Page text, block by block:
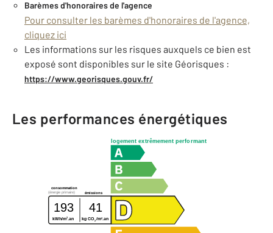
Barèmes d'honoraires de l'agence
Pour consulter les barèmes d'honoraires de l'agence,
cliquez ici
Les informations sur les risques auxquels ce bien est
exposé sont disponibles sur le site Géorisques :
https://www.georisques.gouv.fr/
Les performances énergétiques
logement extrêmement performant
consommation
émissions
(énergie primaire)
193 41
kWh/m2.an kg CO2 /m2 .an